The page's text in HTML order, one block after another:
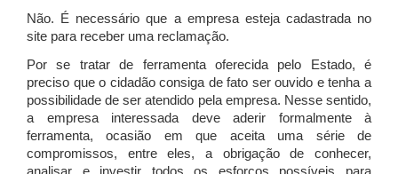
Não. É necessário que a empresa esteja cadastrada no
site para receber uma reclamação.
Por se tratar de ferramenta oferecida pelo Estado, é
preciso que o cidadão consiga de fato ser ouvido e tenha a
possibilidade de ser atendido pela empresa. Nesse sentido,
a empresa interessada deve aderir formalmente à
ferramenta, ocasião em que aceita uma série de
compromissos, entre eles, a obrigação de conhecer,